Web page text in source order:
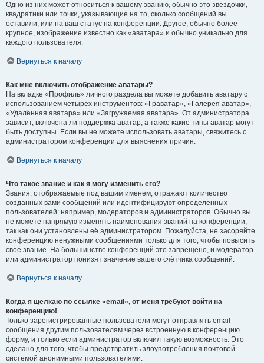
Одно из них может относиться к вашему званию, обычно это звёздочки,
квадратики или точки, указывающие на то, сколько сообщений вы
оставили, или на ваш статус на конференции. Другое, обычно более
крупное, изображение известно как «аватара» и обычно уникально для
каждого пользователя.
Вернуться к началу
Как мне включить отображение аватары?
На вкладке «Профиль» личного раздела вы можете добавить аватару с
использованием четырёх инструментов: «Граватар», «Галерея аватар»,
«Удалённая аватара» или «Загружаемая аватара». От администратора
зависит, включена ли поддержка аватар, а также какие типы аватар могут
быть доступны. Если вы не можете использовать аватары, свяжитесь с
администратором конференции для выяснения причин.
Вернуться к началу
Что такое звание и как я могу изменить его?
Звания, отображаемые под вашим именем, отражают количество
созданных вами сообщений или идентифицируют определённых
пользователей: например, модераторов и администраторов. Обычно вы
не можете напрямую изменять наименования званий на конференции,
так как они установлены её администратором. Пожалуйста, не засоряйте
конференцию ненужными сообщениями только для того, чтобы повысить
своё звание. На большинстве конференций это запрещено, и модератор
или администратор понизят значение вашего счётчика сообщений.
Вернуться к началу
Когда я щёлкаю по ссылке «email», от меня требуют войти на
конференцию!
Только зарегистрированные пользователи могут отправлять email-
сообщения другим пользователям через встроенную в конференцию
форму, и только если администратор включил такую возможность. Это
сделано для того, чтобы предотвратить злоупотребления почтовой
системой анонимными пользователями.